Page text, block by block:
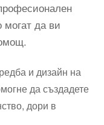
могат да ви
и дизайн на
да създадете
дори в